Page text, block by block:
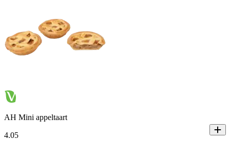
AH Mini appeltaart
4.05